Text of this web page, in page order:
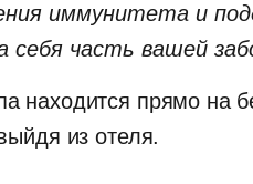
иммунитета и
себя часть вашей
находится прямо на
из отеля.